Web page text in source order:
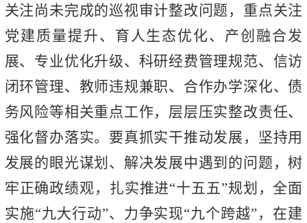
关注尚未完成的巡视审计整改问题，重点关注
党建质量提升、育人生态优化、产创融合发
展、专业优化升级、科研经费管理规范、信访
闭环管理、教师违规兼职、合作办学深化、债
务风险等相关重点工作，层层压实整改责任、
强化督办落实。要真抓实干推动发展，坚持用
发展的眼光谋划、解决发展中遇到的问题，树
牢正确政绩观，扎实推进“十五五”规划，全面
实施“九大行动”、力争实现“九个跨越”，在建